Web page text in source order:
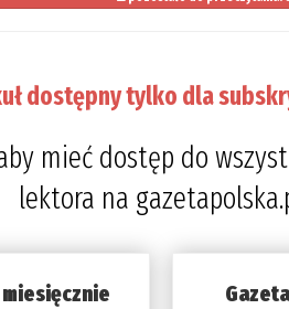
dostępny tylko dla
mieć dostęp do
lektora na